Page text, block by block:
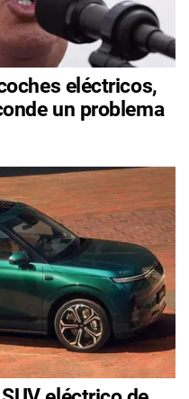
eléctricos,
un problema